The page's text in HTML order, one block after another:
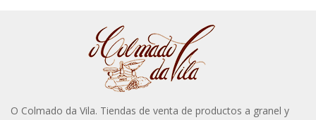
O Colmado da Vila. Tiendas de venta de productos a granel y